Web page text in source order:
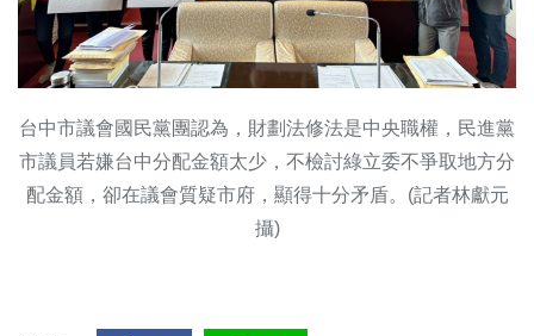
台中市議會國民黨團認為，財劃法修法是中央職權，民進黨
市議員若嫌台中分配金額太少，不檢討綠立委不爭取地方分
配金額，卻在議會質疑市府，顯得十分矛盾。(記者林獻元
攝)